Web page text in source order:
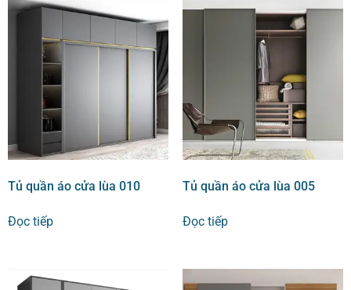
Tủ quần áo cửa lùa 010
Đọc tiếp
Tủ quần áo cửa lùa 005
Đọc tiếp